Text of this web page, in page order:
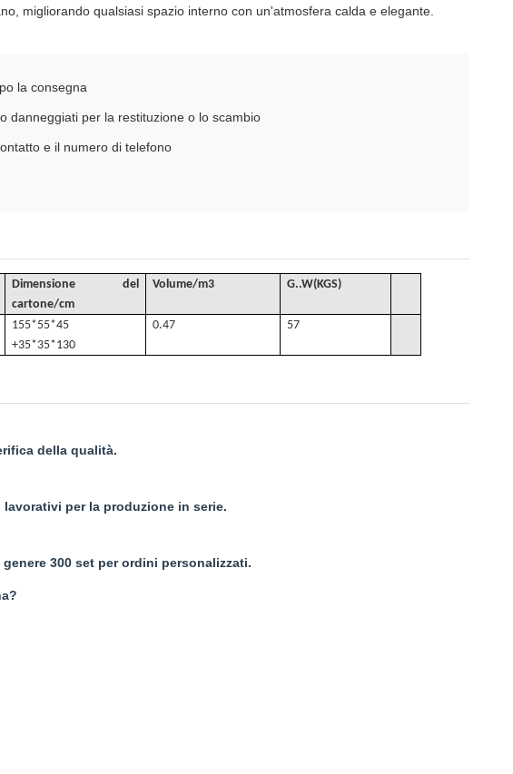
migliorando qualsiasi spazio interno con un'atmosfera calda e elegante.
la consegna
danneggiati per la restituzione o lo scambio
e il numero di telefono
Dimensione del
cartone/cm
Volume/m3 G..W(KGS)
155*55*45
+35*35*130
0.47 57
della qualità.
per la produzione in serie.
300 set per ordini personalizzati.